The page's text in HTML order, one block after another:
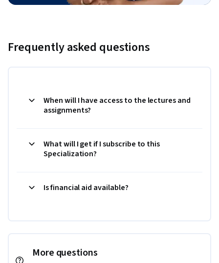
Frequently asked questions
When will I have access to the lectures and
assignments?
What will I get if I subscribe to this
Specialization?
Is financial aid available?
More questions